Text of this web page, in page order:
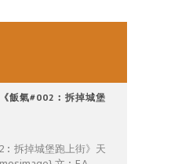
飯氣#002︰拆掉城堡
拆掉城堡跑上街》天